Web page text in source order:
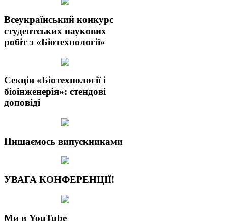
Всеукраїнський конкурс
студентських наукових
робіт з «Біотехнології»
Секція «Біотехнології і
біоінженерія»: стендові
доповіді
Пишаємось випускниками
УВАГА КОНФЕРЕНЦІЇ!
Ми в YouTube